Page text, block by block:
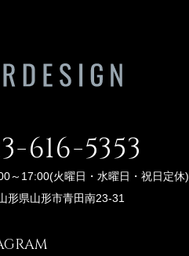
616-5353
～17:00(火曜日・水曜日・祝日定休)
形県山形市青田南23-31